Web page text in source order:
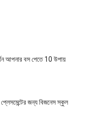
আপনার বস পেতে 10 উপায়
প্লেসমেন্টের জন্য বিজনেস স্কুল